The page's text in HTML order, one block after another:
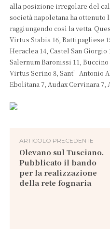
alla posizione irregolare del
società napoletana ha ottenuto
raggiungendo così la vetta.
Virtus Stabia 16, Battipagliese
Heraclea 14, Castel San
Salernum Baronissi 11,
Virtus Serino 8, Sant’Antonio
Ebolitana 7, Audax Cervinara
ARTICOLO PRECEDENTE
Olevano sul Tusciano.
Pubblicato il bando
per la realizzazione
della rete fognaria